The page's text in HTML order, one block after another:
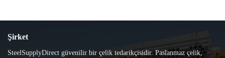
Şirket
SteelSupplyDirect güvenilir bir çelik tedarikçisidir. Paslanmaz çelik,